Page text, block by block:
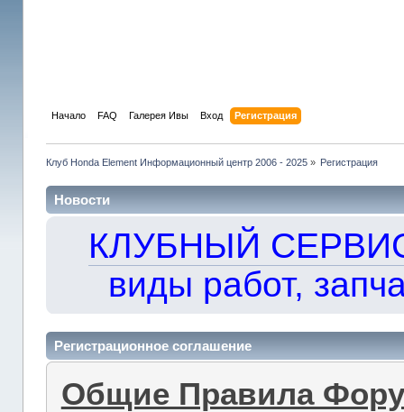
Начало FAQ Галерея Ивы Вход Регистрация
Клуб Honda Element Информационный центр 2006 - 2025» Регистрация
Новости
КЛУБНЫЙ
виды работ,
Регистрационное соглашение
Общие Правила